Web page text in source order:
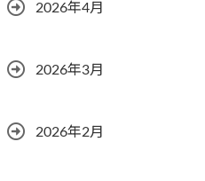
2026年4月
2026年3月
2026年2月